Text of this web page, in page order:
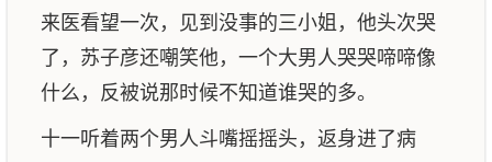
来医看望一次，见到没事的三小姐，他头次哭
了，苏子彦还嘲笑他，一个大男人哭哭啼啼像
什么，反被说那时候不知道谁哭的多。
十一听着两个男人斗嘴摇摇头，返身进了病